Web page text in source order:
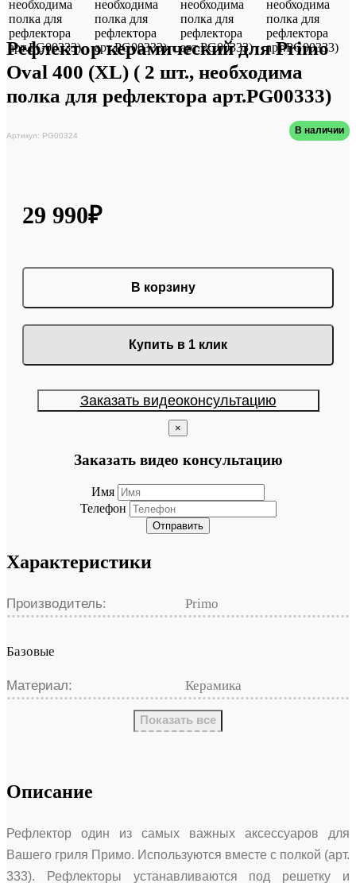
Рефлектор керамический для Primo
Oval 400 (XL) ( 2 шт., необходима
полка для рефлектора арт.PG00333)
Артикул: PG00324 В наличии
29 990₽
В корзину
Купить в 1 клик
Заказать видеоконсультацию
×
Заказать видео консультацию
Имя
Телефон
Отправить
Характеристики
Производитель: Primo
Базовые
Материал: Керамика
Показать все
Описание
Рефлектор один из самых важных аксессуаров для
Вашего гриля Примо. Используются вместе с полкой (арт.
333). Рефлекторы устанавливаются под решетку и